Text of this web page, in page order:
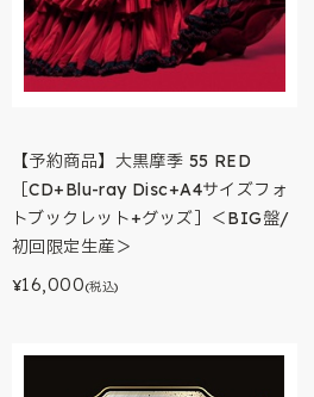
【予約商品】大黒摩季 55 RED
［CD+Blu-ray Disc+A4サイズフォ
トブックレット+グッズ］＜BIG盤/
初回限定生産＞
¥16,000(税込)